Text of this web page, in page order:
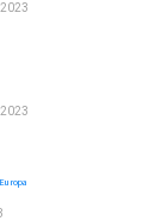
2023
2023